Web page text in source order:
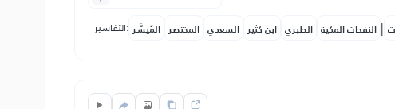
التفاسير: المُيسَّر المختصر السعدي ابن كثير الطبري النفحات المكية |